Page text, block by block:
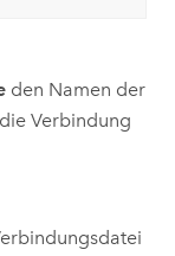
den Namen der
Verbindung